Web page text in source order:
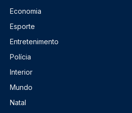
Economia
Esporte
Entretenimento
Polícia
Interior
Mundo
Natal